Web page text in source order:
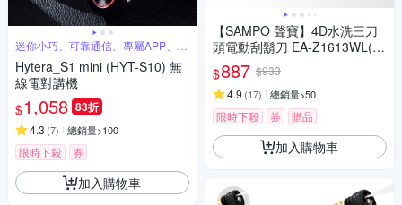
迷你小巧、可靠通信、專屬APP、超
長待機
Hytera_S1 mini (HYT-S10) 無
線電對講機
$1,058 83折
4.3 (7) 總銷量>100
限時下殺 券
加入購物車
【SAMPO 聲寶】4D水洗三刀
頭電動刮鬍刀 EA-Z1613WL(電
鬍刀/修容刀)
$887 $933
4.9 (17) 總銷量>50
限時下殺 券 贈品
加入購物車